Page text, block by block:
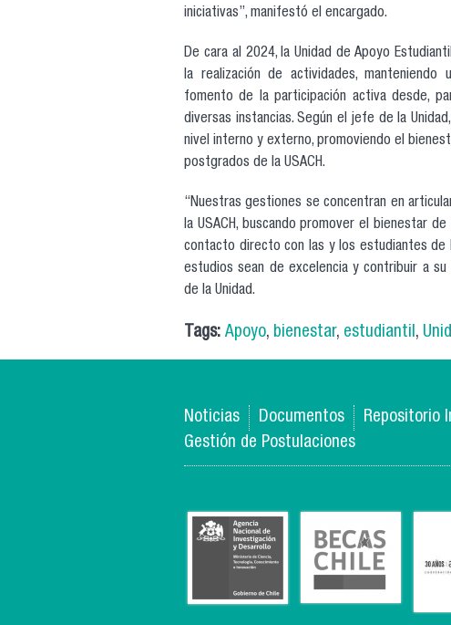
iniciativas”, manifestó el encargado.
De cara al 2024, la Unidad de Apoyo
la realización de actividades,
fomento de la participación activa desde,
diversas instancias. Según el jefe de la
nivel interno y externo, promoviendo el
postgrados de la USACH.
“Nuestras gestiones se concentran en
la USACH, buscando promover el bienestar
contacto directo con las y los estudiantes de
estudios sean de excelencia y contribuir a
de la Unidad.
Tags: Apoyo, bienestar, estudiantil,
Noticias Documentos Repositorio
Gestión de Postulaciones